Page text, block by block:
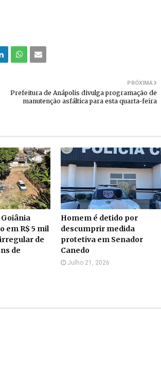
PRÓXIMA
Prefeitura de Anápolis divulga programação de
manutenção asfáltica para esta quarta-feira
em R$ 5 mil
de
de
Homem é detido por
descumprir medida
protetiva em Senador
Canedo
Julho 21, 2026